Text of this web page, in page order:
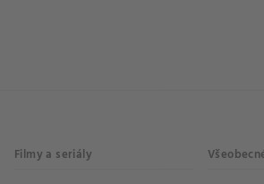
Filmy a seriály